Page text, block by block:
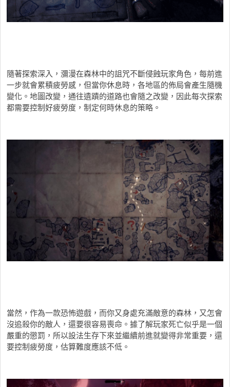
隨著探索深入，瀰漫在森林中的詛咒不斷侵蝕玩家角色，每前進
一步就會累積疲勞感，但當你休息時，各地區的佈局會產生隨機
變化。地圖改變，通往遺蹟的道路也會隨之改變，因此每次探索
都需要控制好疲勞度，制定何時休息的策略。
當然，作為一款恐怖遊戲，而你又身處充滿敵意的森林，又怎會
沒追殺你的敵人，還要很容易喪命。據了解玩家死亡似乎是一個
嚴重的懲罰，所以設法生存下來並繼續前進就變得非常重要，還
要控制疲勞度，估算難度應該不低。